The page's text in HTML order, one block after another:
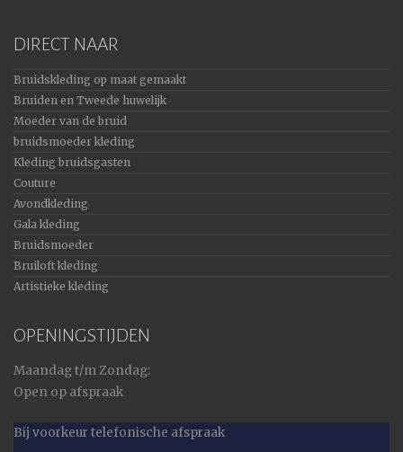
DIRECT NAAR
Bruidskleding op maat gemaakt
Bruiden en Tweede huwelijk
Moeder van de bruid
bruidsmoeder kleding
Kleding bruidsgasten
Couture
Avondkleding
Gala kleding
Bruidsmoeder
Bruiloft kleding
Artistieke kleding
OPENINGSTIJDEN
Maandag t/m Zondag:
Open op afspraak
Bij voorkeur telefonische afspraak